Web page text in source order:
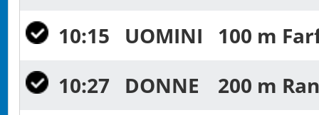
10:15
UOMINI 100 m
10:27
DONNE
200 m